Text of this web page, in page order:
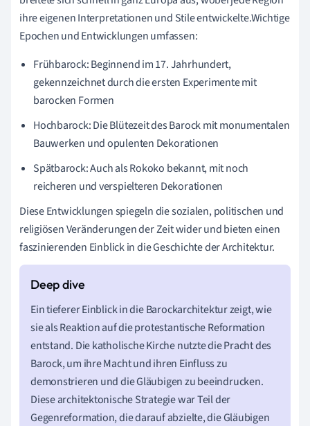
ihre eigenen Interpretationen und Stile entwickelte.Wichtige
Epochen und Entwicklungen umfassen:
Frühbarock: Beginnend im 17. Jahrhundert,
gekennzeichnet durch die ersten Experimente mit
barocken Formen
Hochbarock: Die Blütezeit des Barock mit monumentalen
Bauwerken und opulenten Dekorationen
Spätbarock: Auch als Rokoko bekannt, mit noch
reicheren und verspielteren Dekorationen
Diese Entwicklungen spiegeln die sozialen, politischen und
religiösen Veränderungen der Zeit wider und bieten einen
faszinierenden Einblick in die Geschichte der Architektur.
Ein tieferer Einblick in die Barockarchitektur zeigt, wie
sie als Reaktion auf die protestantische Reformation
entstand. Die katholische Kirche nutzte die Pracht des
Barock, um ihre Macht und ihren Einfluss zu
demonstrieren und die Gläubigen zu beeindrucken.
Diese architektonische Strategie war Teil der
Gegenreformation, die darauf abzielte, die Gläubigen